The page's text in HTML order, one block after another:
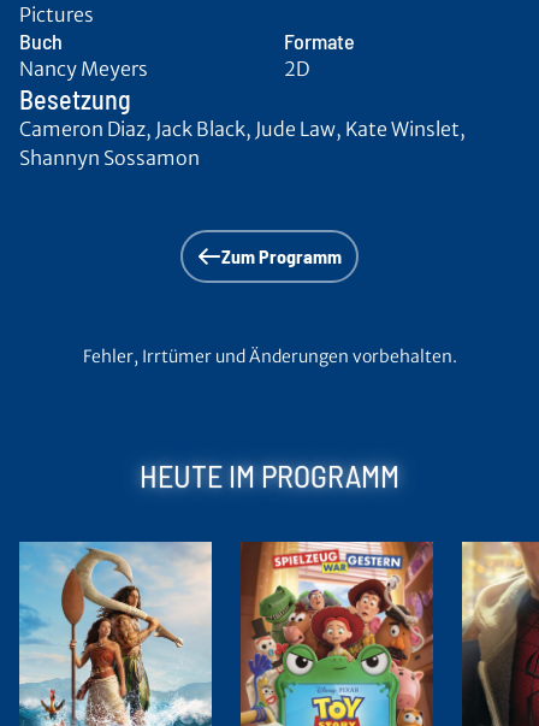
Pictures
Buch
Nancy Meyers
Formate
2D
Besetzung
Cameron Diaz, Jack Black, Jude Law, Kate Winslet,
Shannyn Sossamon
Zum Programm
Fehler, Irrtümer und Änderungen vorbehalten.
HEUTE IM PROGRAMM